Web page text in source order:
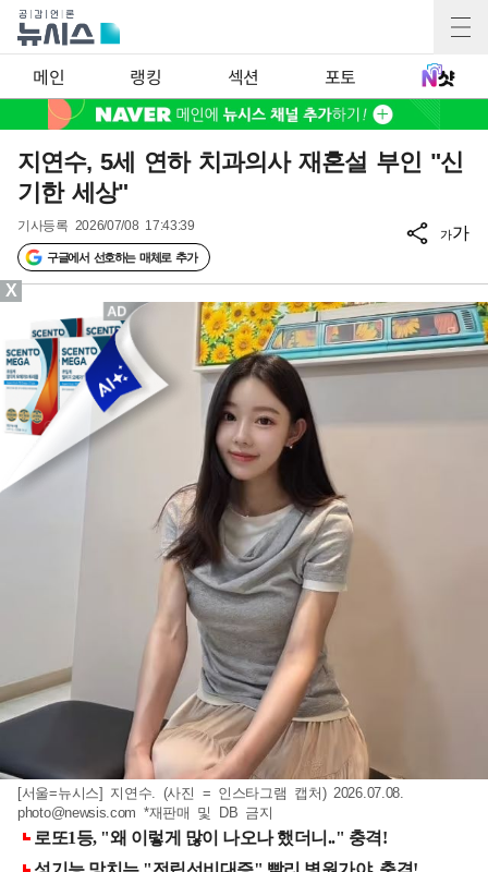
메인 랭킹 섹션 포토
지연수, 5세 연하 치과의사 재혼설 부인 "신
기한 세상"
기사등록 2026/07/08 17:43:39
구글에서 선호하는 매체로 추가
가가
[서울=뉴시스] 지연수. (사진 = 인스타그램 캡처) 2026.07.08.
photo@newsis.com *재판매 및 DB 금지
X